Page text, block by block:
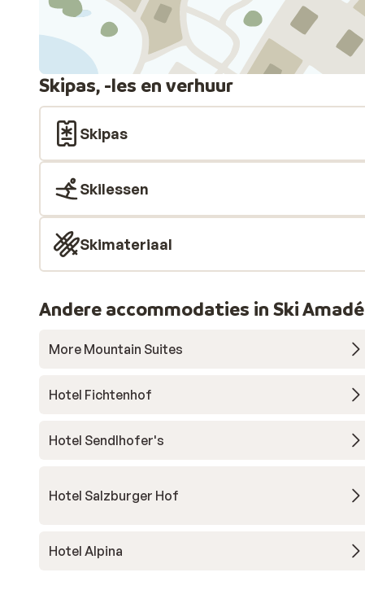
Skipas, -les en verhuur
Skipas
Skilessen
Skimateriaal
Andere accommodaties in Ski Amadé
More Mountain Suites
Hotel Fichtenhof
Hotel Sendlhofer's
Hotel Salzburger Hof
Hotel Alpina